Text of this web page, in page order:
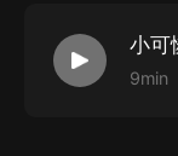
小可
9min